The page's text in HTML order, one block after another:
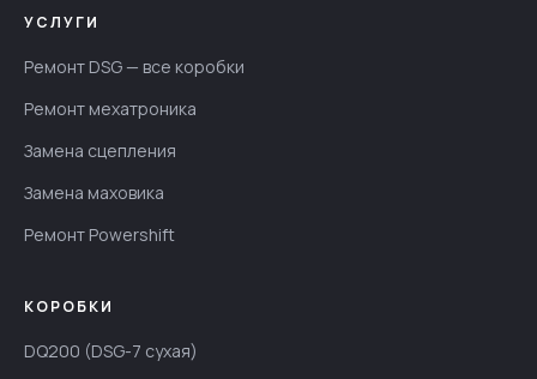
УСЛУГИ
Ремонт DSG — все коробки
Ремонт мехатроника
Замена сцепления
Замена маховика
Ремонт Powershift
КОРОБКИ
DQ200 (DSG-7 сухая)